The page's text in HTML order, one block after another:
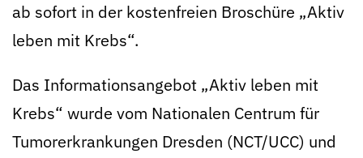
ab sofort in der kostenfreien Broschüre „Aktiv
leben mit Krebs“.
Das Informationsangebot „Aktiv leben mit
Krebs“ wurde vom Nationalen Centrum für
Tumorerkrankungen Dresden (NCT/UCC) und